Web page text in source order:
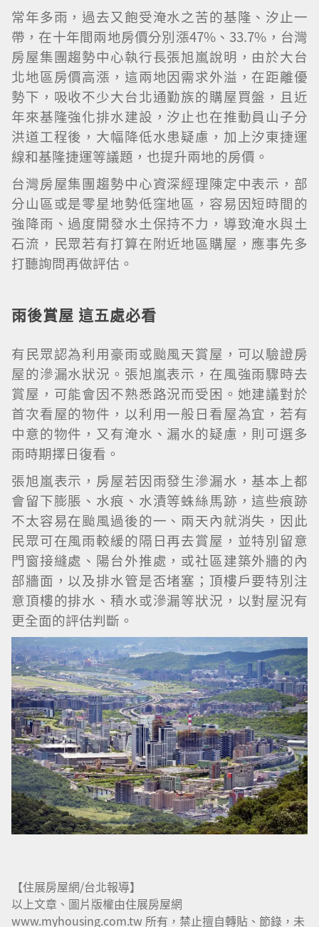
常年多雨，過去又飽受淹水之苦的基隆、汐止一
帶，在十年間兩地房價分別漲47%、33.7%，台灣
房屋集團趨勢中心執行長張旭嵐說明，由於大台
北地區房價高漲，這兩地因需求外溢，在距離優
勢下，吸收不少大台北通勤族的購屋買盤，且近
年來基隆強化排水建設，汐止也在推動員山子分
洪道工程後，大幅降低水患疑慮，加上汐東捷運
線和基隆捷運等議題，也提升兩地的房價。
台灣房屋集團趨勢中心資深經理陳定中表示，部
分山區或是零星地勢低窪地區，容易因短時間的
強降雨、過度開發水土保持不力，導致淹水與土
石流，民眾若有打算在附近地區購屋，應事先多
打聽詢問再做評估。
雨後賞屋 這五處必看
有民眾認為利用豪雨或颱風天賞屋，可以驗證房
屋的滲漏水狀況。張旭嵐表示，在風強雨驟時去
賞屋，可能會因不熟悉路況而受困。她建議對於
首次看屋的物件，以利用一般日看屋為宜，若有
中意的物件，又有淹水、漏水的疑慮，則可選多
雨時期擇日復看。
張旭嵐表示，房屋若因雨發生滲漏水，基本上都
會留下膨脹、水痕、水漬等蛛絲馬跡，這些痕跡
不太容易在颱風過後的一、兩天內就消失，因此
民眾可在風雨較緩的隔日再去賞屋，並特別留意
門窗接縫處、陽台外推處，或社區建築外牆的內
部牆面，以及排水管是否堵塞；頂樓戶要特別注
意頂樓的排水、積水或滲漏等狀況，以對屋況有
更全面的評估判斷。
【住展房屋網/台北報導】
以上文章、圖片版權由住展房屋網
www.myhousing.com.tw 所有，禁止擅自轉貼、節錄，未